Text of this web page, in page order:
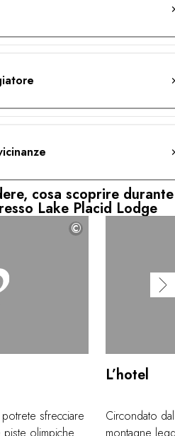
cosa scoprire
Lake Placid Lodge
©
sfrecciare
L’hotel
Circondato